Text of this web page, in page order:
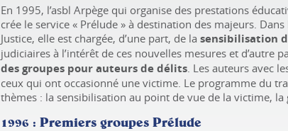
En 1995, l’asbl Arpège qui organise des prestations
crée le service « Prélude » à destination des majeurs.
Justice, elle est chargée, d’une part, de la sensibilisation
judiciaires à l’intérêt de ces nouvelles mesures et d’autre
des groupes pour auteurs de délits. Les auteurs avec
ceux qui ont occasionné une victime. Le programme du
thèmes : la sensibilisation au point de vue de la victime,
1996 : Premiers groupes Prélude